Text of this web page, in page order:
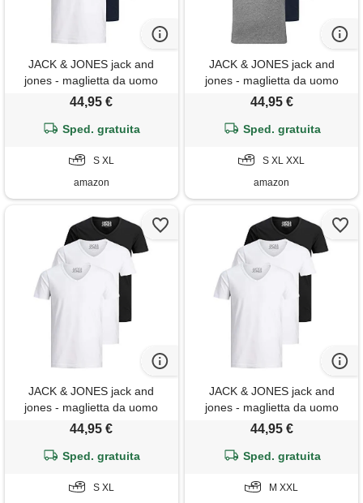
JACK & JONES jack and
jones - maglietta da uomo
basic con scollo a v,
slim fit, in bianco, nero, blu,
44,95 €
Sped. gratuita
S XL
amazon
JACK & JONES jack and
jones - maglietta da uomo
basic con scollo a v,
slim fit, in bianco, nero, blu,
44,95 €
Sped. gratuita
S XL XXL
amazon
JACK & JONES jack and
jones - maglietta da uomo
basic con scollo a v,
slim fit, in bianco, nero, blu,
44,95 €
Sped. gratuita
S XL
JACK & JONES jack and
jones - maglietta da uomo
basic con scollo a v,
slim fit, in bianco, nero, blu,
44,95 €
Sped. gratuita
M XXL